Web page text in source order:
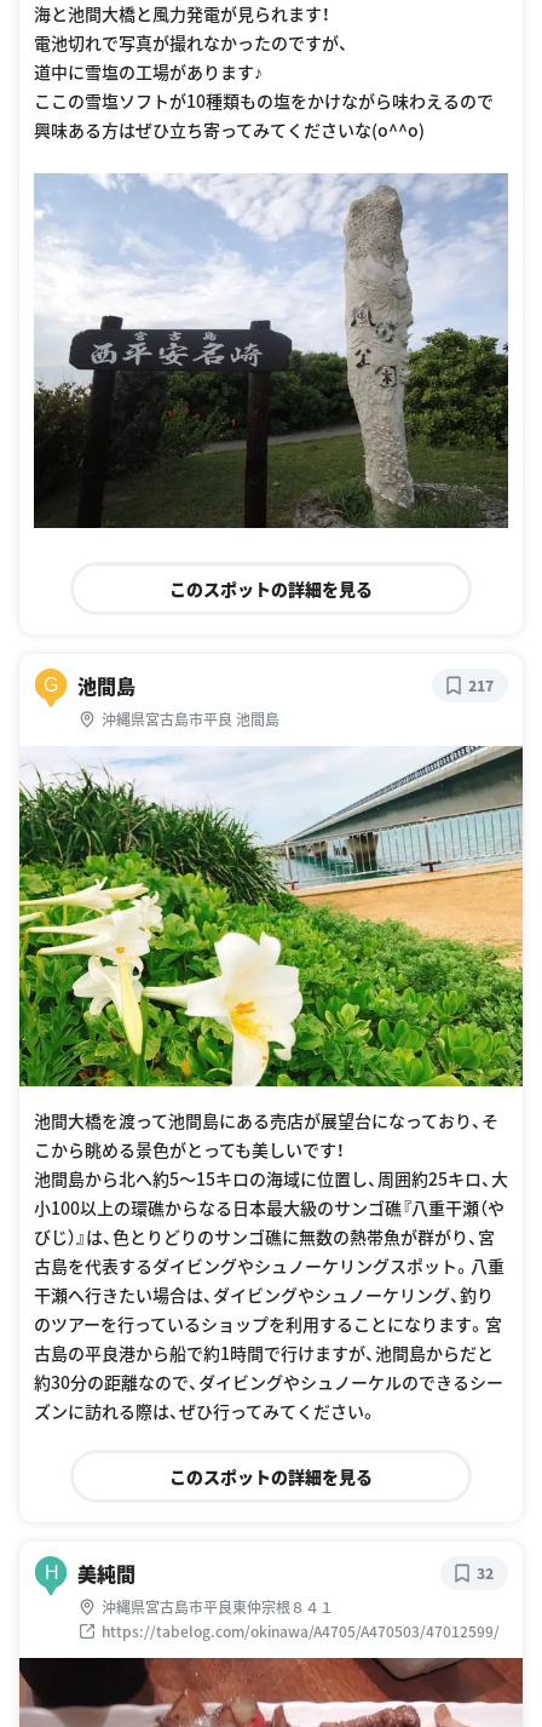
海と池間大橋と風力発電が見られます！
電池切れで写真が撮れなかったのですが、
道中に雪塩の工場があります♪
ここの雪塩ソフトが10種類もの塩をかけながら味わえるので
興味ある方はぜひ立ち寄ってみてくださいな(o^^o)
このスポットの詳細を見る
G 池間島
沖縄県宮古島市平良 池間島
217
池間大橋を渡って池間島にある売店が展望台になっており、そ
こから眺める景色がとっても美しいです！
池間島から北へ約5〜15キロの海域に位置し、周囲約25キロ、大
小100以上の環礁からなる日本最大級のサンゴ礁『八重干瀬（や
びじ）』は、色とりどりのサンゴ礁に無数の熱帯魚が群がり、宮
古島を代表するダイビングやシュノーケリングスポット。八重
干瀬へ行きたい場合は、ダイビングやシュノーケリング、釣り
のツアーを行っているショップを利用することになります。宮
古島の平良港から船で約1時間で行けますが、池間島からだと
約30分の距離なので、ダイビングやシュノーケルのできるシー
ズンに訪れる際は、ぜひ行ってみてください。
このスポットの詳細を見る
H 美純間
沖縄県宮古島市平良東仲宗根８４１
https://tabelog.com/okinawa/A4705/A470503/47012599/
32